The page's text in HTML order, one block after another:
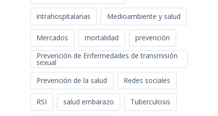
intrahospitalarias Medioambiente y salud
Mercados mortalidad
prevención
Prevención de Enfermedades de transmisión
sexual
Prevención de la salud
Redes sociales
RSI salud embarazo Tuberculosis